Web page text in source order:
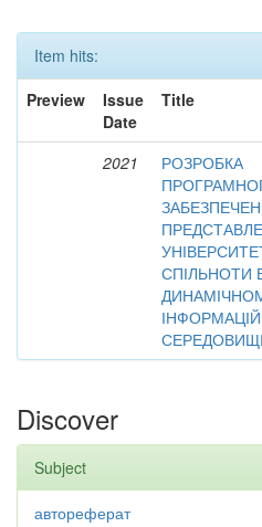
Item hits:
Preview
Issue
Date
Title
2021
РОЗРОБКА
СПІЛЬНОТИ
СЕРЕДОВИЩІ
Discover
Subject
автореферат